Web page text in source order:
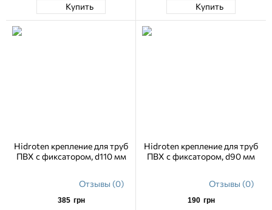
Купить Купить
Hidroten крепление для труб
ПВХ с фиксатором, d110 мм
Отзывы (0)
385 грн
Hidroten крепление для труб
ПВХ с фиксатором, d90 мм
Отзывы (0)
190 грн